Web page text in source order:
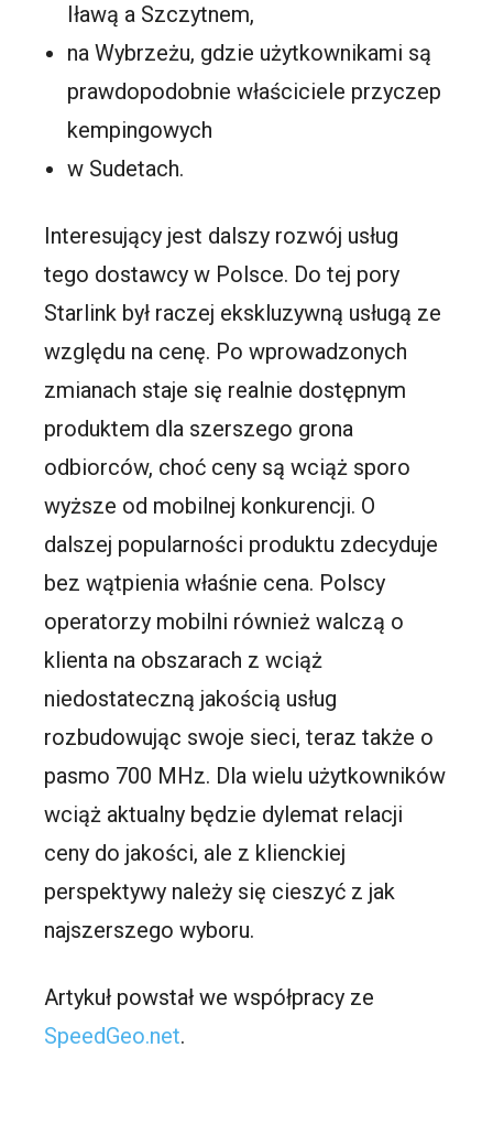
Iławą a Szczytnem,
na Wybrzeżu, gdzie użytkownikami są
prawdopodobnie właściciele przyczep
kempingowych
w Sudetach.
Interesujący jest dalszy rozwój usług
tego dostawcy w Polsce. Do tej pory
Starlink był raczej ekskluzywną usługą ze
względu na cenę. Po wprowadzonych
zmianach staje się realnie dostępnym
produktem dla szerszego grona
odbiorców, choć ceny są wciąż sporo
wyższe od mobilnej konkurencji. O
dalszej popularności produktu zdecyduje
bez wątpienia właśnie cena. Polscy
operatorzy mobilni również walczą o
klienta na obszarach z wciąż
niedostateczną jakością usług
rozbudowując swoje sieci, teraz także o
pasmo 700 MHz. Dla wielu użytkowników
wciąż aktualny będzie dylemat relacji
ceny do jakości, ale z klienckiej
perspektywy należy się cieszyć z jak
najszerszego wyboru.
Artykuł powstał we współpracy ze
SpeedGeo.net.